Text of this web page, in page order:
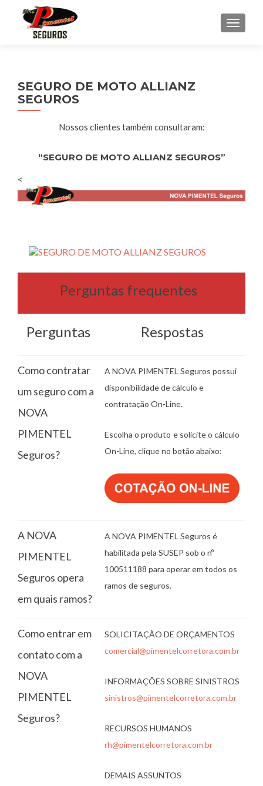
SEGURO DE MOTO ALLIANZ
SEGUROS
Nossos clientes também consultaram:
“SEGURO DE MOTO ALLIANZ SEGUROS”
<
Perguntas frequentes
Perguntas Respostas
Como contratar
um seguro com a
NOVA
PIMENTEL
Seguros?
A NOVA PIMENTEL Seguros possui
disponibilidade de cálculo e
contratação On-Line.
Escolha o produto e solicite o cálculo
On-Line, clique no botão abaixo:
A NOVA
PIMENTEL
Seguros opera
em quais ramos?
A NOVA PIMENTEL Seguros é
habilitada pela SUSEP sob o nº
100511188 para operar em todos os
ramos de seguros.
Como entrar em
contato com a
NOVA
PIMENTEL
Seguros?
SOLICITAÇÃO DE ORÇAMENTOS
comercial@pimentelcorretora.com.br
INFORMAÇÕES SOBRE SINISTROS
sinistros@pimentelcorretora.com.br
RECURSOS HUMANOS
rh@pimentelcorretora.com.br
DEMAIS ASSUNTOS